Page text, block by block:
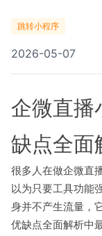
跳转小程序
2026-05-07
企微直播
缺点全面
很多人在做企微直
以为只要工具功能
身并不产生流量，
优缺点全面解析中